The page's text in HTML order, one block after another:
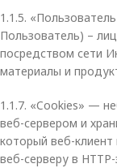
1.1.5.
Пользователь) –
посредством сети
материалы и
1.1.7. «Cookies» —
веб-сервером и
который веб-
веб-серверу в